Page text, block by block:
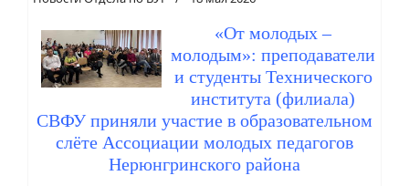
«От молодых –
молодым»: преподаватели
и студенты Технического
института (филиала)
СВФУ приняли участие в образовательном
слёте Ассоциации молодых педагогов
Нерюнгринского района